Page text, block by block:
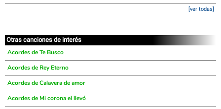
[ver todas]
Otras canciones de interés
Acordes de Te Busco
Acordes de Rey Eterno
Acordes de Calavera de amor
Acordes de Mi corona el llevó